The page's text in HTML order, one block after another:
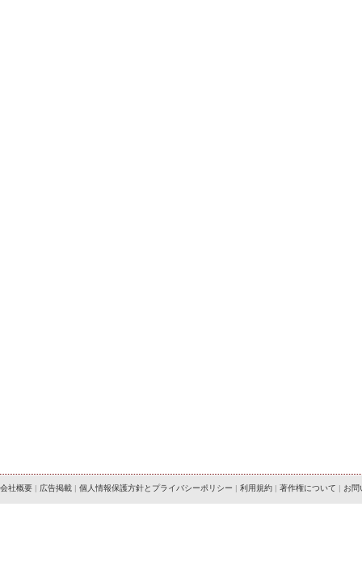
会社概要 | 広告掲載 | 個人情報保護方針とプライバシーポリシー | 利用規約 | 著作権について | お問